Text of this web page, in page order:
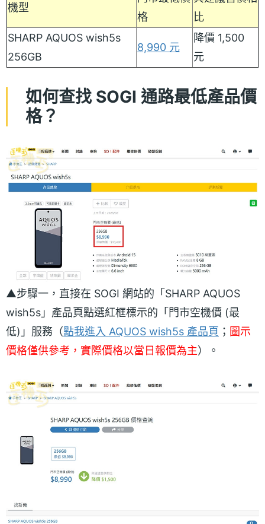
機型
格
比
SHARP AQUOS wish5s
256GB
8,990 元
降價 1,500
元
如何查找 SOGI 通路最低產品價
格？
▲步驟一，直接在 SOGI 網站的「SHARP AQUOS
wish5s」產品頁點選紅框標示的「門市空機價 (最
低)」服務（點我進入 AQUOS wish5s 產品頁 ； 圖示
價格僅供參考，實際價格以當日報價為主）。